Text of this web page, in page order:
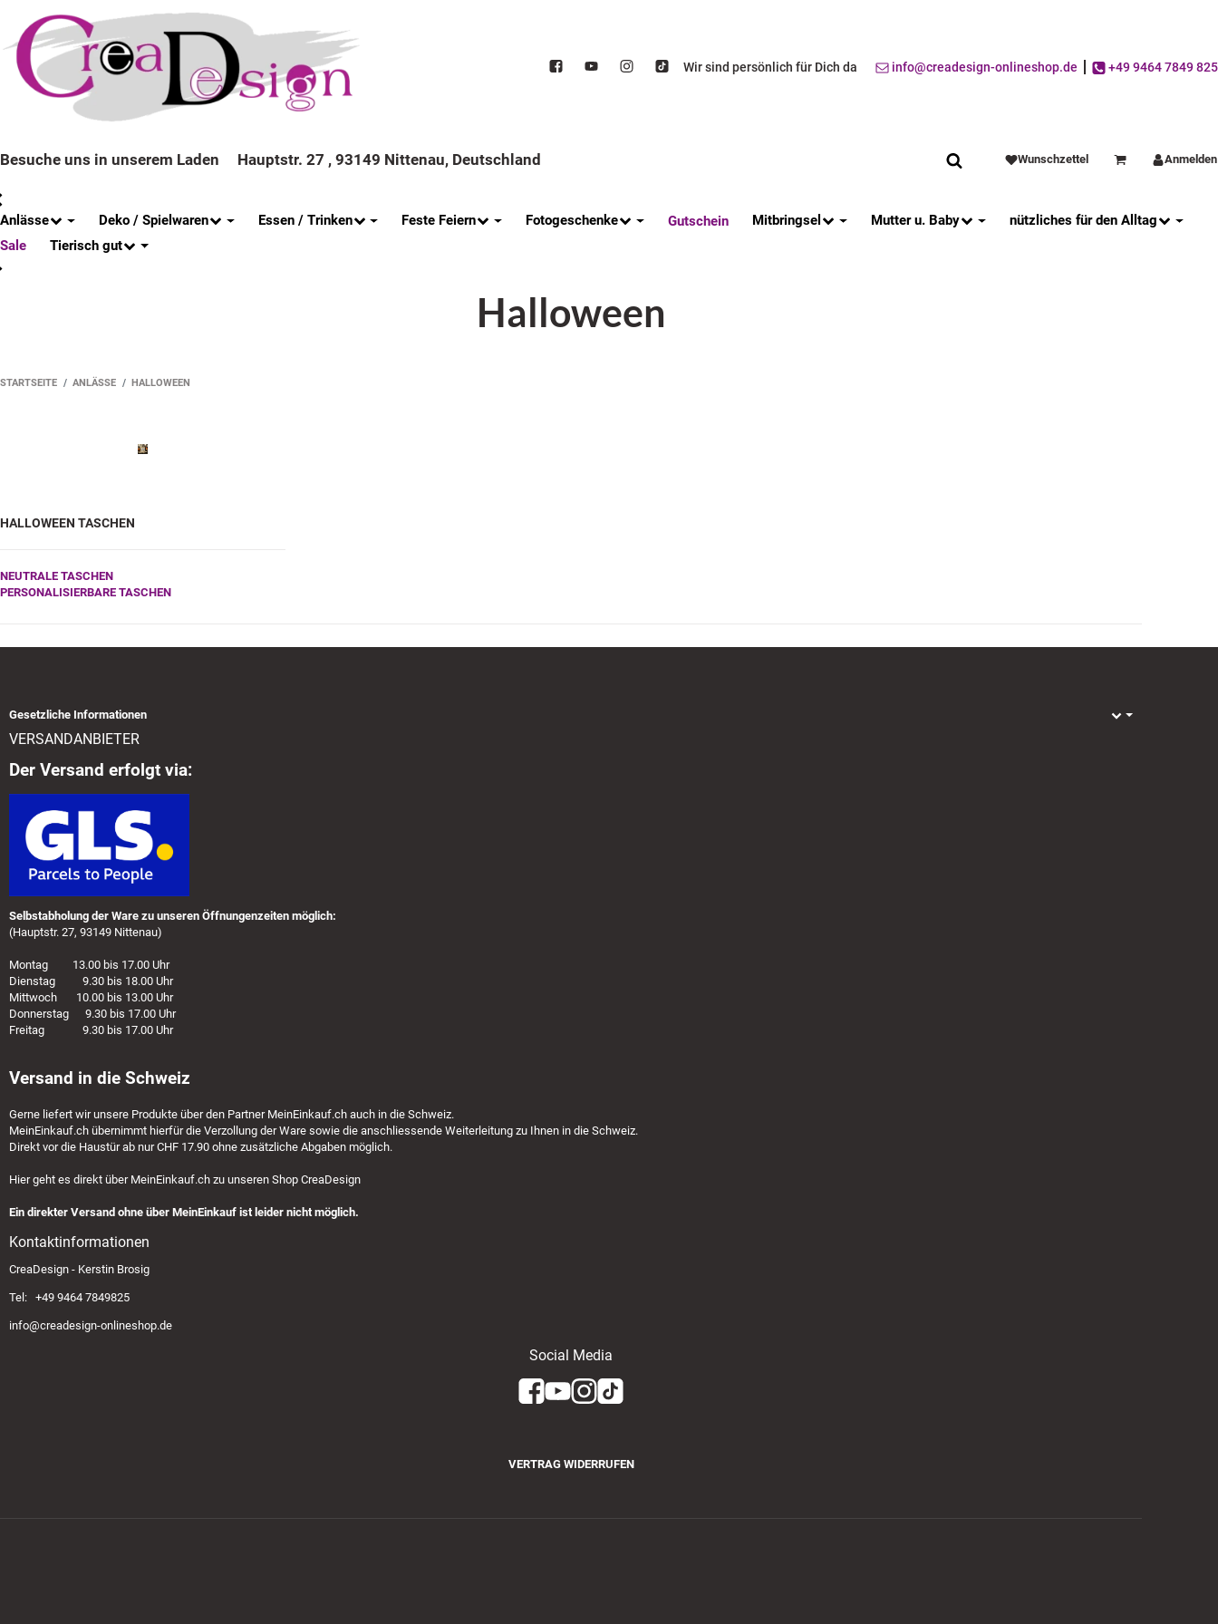
Wir sind persönlich für Dich da info@creadesign-onlineshop.de +49 9464 7849 825
Besuche uns in unserem Laden Hauptstr. 27 , 93149 Nittenau, Deutschland Wunschzettel WarenkorbAnmelden
Anlässe Deko / Spielwaren Essen / Trinken Feste Feiern Fotogeschenke Gutschein Mitbringsel Mutter u. Baby
nützliches für den Alltag
Sale
Tierisch gut
Halloween
STARTSEITE ANLÄSSE HALLOWEEN
HALLOWEEN TASCHEN
NEUTRALE TASCHEN
PERSONALISIERBARE TASCHEN
Gesetzliche Informationen
VERSANDANBIETER
Der Versand erfolgt via:
Selbstabholung der Ware zu unseren Öffnungenzeiten möglich:
(Hauptstr. 27, 93149 Nittenau)
Montag 13.00 bis 17.00 Uhr
Dienstag 9.30 bis 18.00 Uhr
Mittwoch 10.00 bis 13.00 Uhr
Donnerstag 9.30 bis 17.00 Uhr
Freitag 9.30 bis 17.00 Uhr
Versand in die Schweiz
Gerne liefert wir unsere Produkte über den Partner MeinEinkauf.ch auch in die Schweiz.
MeinEinkauf.ch übernimmt hierfür die Verzollung der Ware sowie die anschliessende Weiterleitung zu Ihnen in die Schweiz.
Direkt vor die Haustür ab nur CHF 17.90 ohne zusätzliche Abgaben möglich.
Hier geht es direkt über MeinEinkauf.ch zu unseren Shop CreaDesign
Ein direkter Versand ohne über MeinEinkauf ist leider nicht möglich.
Kontaktinformationen
CreaDesign - Kerstin Brosig
Tel: +49 9464 7849825
info@creadesign-onlineshop.de
Social Media
VERTRAG WIDERRUFEN